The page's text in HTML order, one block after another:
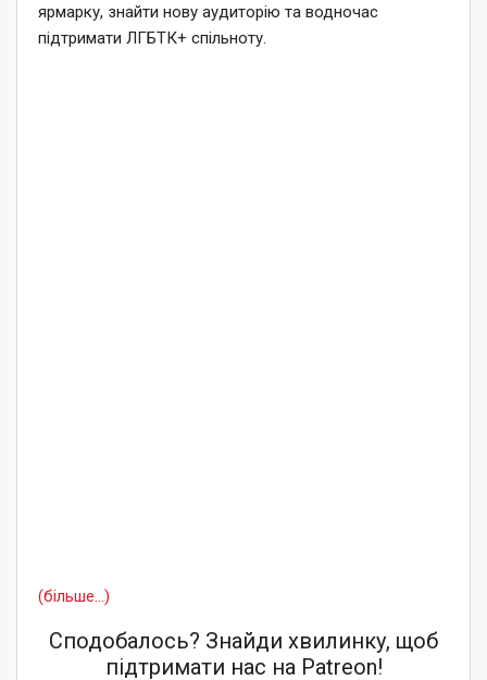
ярмарку, знайти нову аудиторію та водночас
підтримати ЛГБТК+ спільноту.
(більше…)
Сподобалось? Знайди хвилинку, щоб
підтримати нас на Patreon!